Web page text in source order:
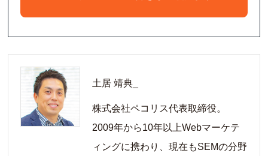
土居 靖典_
株式会社ペコリス代表取締役。
2009年から10年以上Webマーケテ
ィングに携わり、現在もSEMの分野